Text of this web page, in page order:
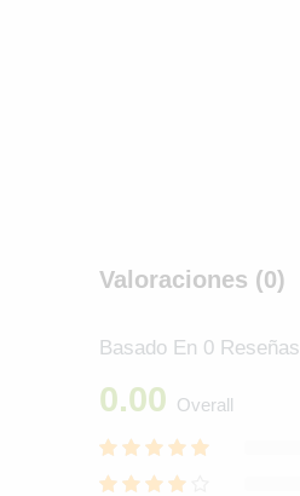
Valoraciones (0)
Basado En 0 Reseñas
0.00 Overall